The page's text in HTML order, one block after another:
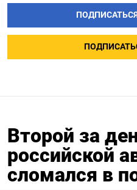
Второй за
российской
сломался в